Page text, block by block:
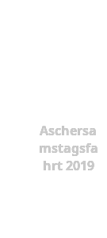
Aschersa
mstagsfa
hrt 2019